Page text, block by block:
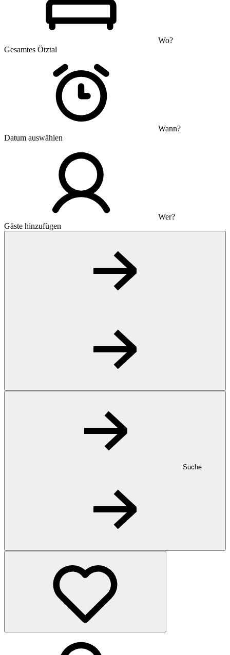
Wo?
Gesamtes Ötztal
Wann?
Datum auswählen
Wer?
Gäste hinzufügen
Suche